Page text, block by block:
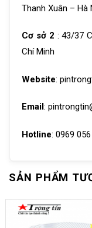
Thanh Xuân – Hà
Cơ sở 2 : 43/37
Chí Minh
Website:
Email :
Hotline: 0969
SẢN PHẨM